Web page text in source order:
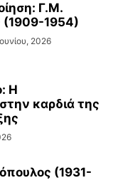
Γ.Μ.
(1909-1954)
2026
Η
καρδιά της
(1931-